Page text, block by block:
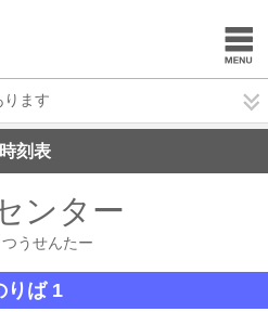
ります
時刻表
ンター
つうせんたー
りば 1